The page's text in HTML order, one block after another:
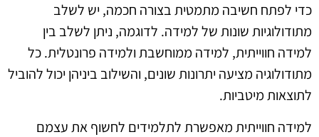
כדי לפתח חשיבה מתמטית בצורה חכמה, יש לשלב
מתודולוגיות שונות של למידה. לדוגמה, ניתן לשלב בין
למידה חווייתית, למידה ממוחשבת ולמידה פרונטלית. כל
מתודולוגיה מציעה יתרונות שונים, והשילוב ביניהן יכול להוביל
לתוצאות מיטביות.
למידה חווייתית מאפשרת לתלמידים לחשוף את עצמם